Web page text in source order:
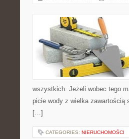
wszystkich. Jeżeli wobec tego
picie wody z wielka zawartością
[…]
CATEGORIES: NIERUCHOMOŚCI